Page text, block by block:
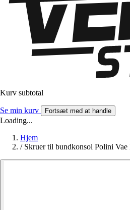
Kurv subtotal
Se min kurv Fortsæt med at handle
Loading...
Hjem
/ Skruer til bundkonsol Polini